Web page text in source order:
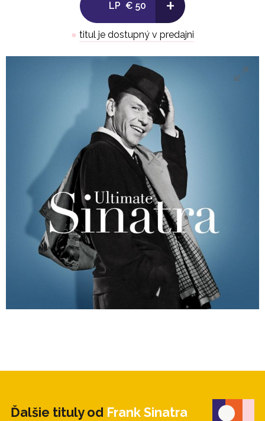
LP € 50 +
● titul je dostupný v predajni
Ďalšie tituly od Frank Sinatra